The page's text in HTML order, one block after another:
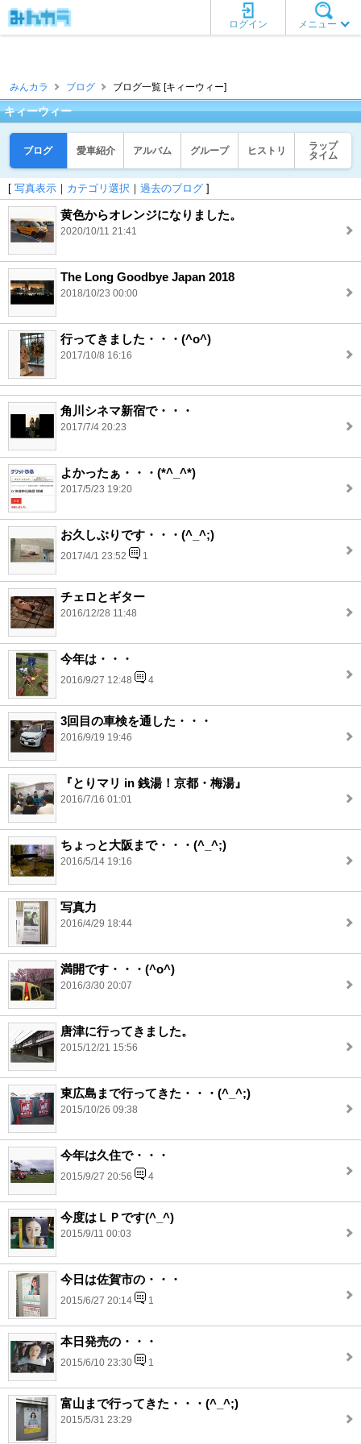
メニュー
ログイン
みんカラ ブログ ブログ一覧 [キィーウィー]
キィーウィー
ブログ 愛車紹介 アルバム グループ ヒストリ
ラップ
タイム
[ 写真表示 ｜ カテゴリ選択 ｜ 過去のブログ ]
黄色からオレンジになりました。
2020/10/11 21:41
The Long Goodbye Japan 2018
2018/10/23 00:00
行ってきました・・・(^o^)
2017/10/8 16:16
角川シネマ新宿で・・・
2017/7/4 20:23
よかったぁ・・・(*^_^*)
2017/5/23 19:20
お久しぶりです・・・(^_^;)
2017/4/1 23:52 1
チェロとギター
2016/12/28 11:48
今年は・・・
2016/9/27 12:48 4
3回目の車検を通した・・・
2016/9/19 19:46
『とりマリ in 銭湯！京都・梅湯』
2016/7/16 01:01
ちょっと大阪まで・・・(^_^;)
2016/5/14 19:16
写真力
2016/4/29 18:44
満開です・・・(^o^)
2016/3/30 20:07
唐津に行ってきました。
2015/12/21 15:56
東広島まで行ってきた・・・(^_^;)
2015/10/26 09:38
今年は久住で・・・
2015/9/27 20:56 4
今度はＬＰです(^_^)
2015/9/11 00:03
今日は佐賀市の・・・
2015/6/27 20:14 1
本日発売の・・・
2015/6/10 23:30 1
富山まで行ってきた・・・(^_^;)
2015/5/31 23:29